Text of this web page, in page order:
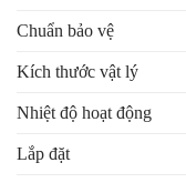
Chuẩn bảo vệ
Kích thước vật lý
Nhiệt độ hoạt động
Lắp đặt